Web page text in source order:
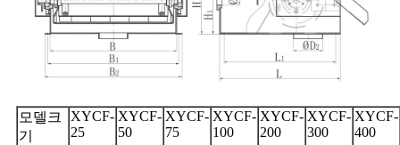
모델크
기
XYCF-
25
XYCF-
50
XYCF-
75
XYCF-
100
XYCF-
200
XYCF-
300
XYCF-
400